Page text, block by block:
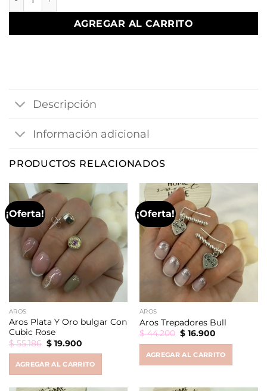
AGREGAR AL CARRITO
Descripción
Información adicional
PRODUCTOS RELACIONADOS
¡Oferta!
AROS
Aros Plata Y Oro bulgar Con
Cubic Rose
$55.186 Original
price
$ 55.186.
$19.900Current
$ 19.900.
AGREGAR AL CARRITO
¡Oferta!
AROS
Aros Trepadores Bull
$44.200 Original
price
$ 44.200.
$16.900Current
$ 16.900.
AGREGAR AL CARRITO